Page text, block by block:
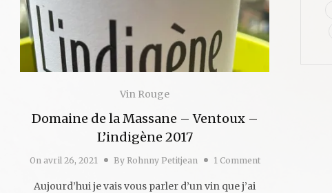
Vin Rouge
Domaine de la Massane – Ventoux –
L’indigène 2017
On avril 26, 2021 By Rohnny Petitjean 1 Comment
Aujourd’hui je vais vous parler d’un vin que j’ai